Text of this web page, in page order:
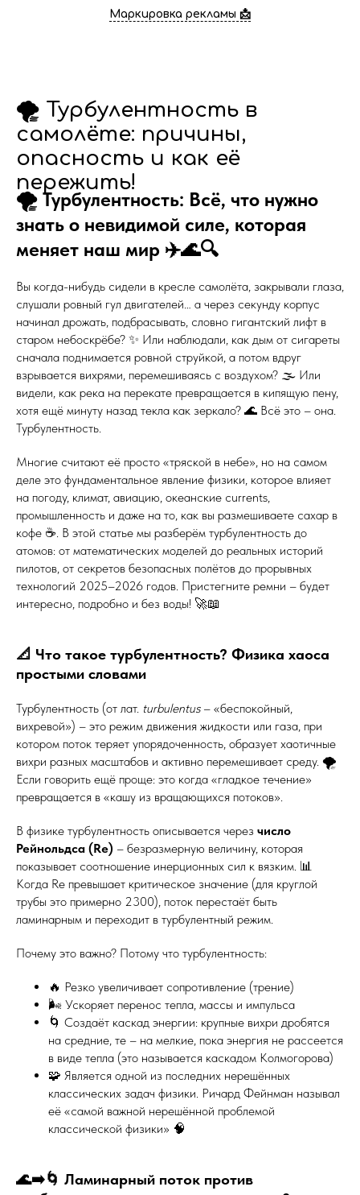
Маркировка рекламы 📩
🌪️ Турбулентность в
самолёте: причины,
опасность и как её
пережить!
🌪️ Турбулентность: Всё, что нужно
знать о невидимой силе, которая
меняет наш мир ✈️🌊🔍
Вы когда-нибудь сидели в кресле самолёта, закрывали глаза,
слушали ровный гул двигателей… а через секунду корпус
начинал дрожать, подбрасывать, словно гигантский лифт в
старом небоскрёбе? ✨ Или наблюдали, как дым от сигареты
сначала поднимается ровной струйкой, а потом вдруг
взрывается вихрями, перемешиваясь с воздухом? 🌫️ Или
видели, как река на перекате превращается в кипящую пену,
хотя ещё минуту назад текла как зеркало? 🌊 Всё это – она.
Турбулентность.
Многие считают её просто «тряской в небе», но на самом
деле это фундаментальное явление физики, которое влияет
на погоду, климат, авиацию, океанские currents,
промышленность и даже на то, как вы размешиваете сахар в
кофе ☕. В этой статье мы разберём турбулентность до
атомов: от математических моделей до реальных историй
пилотов, от секретов безопасных полётов до прорывных
технологий 2025–2026 годов. Пристегните ремни – будет
интересно, подробно и без воды! 🚀📖
📐 Что такое турбулентность? Физика хаоса
простыми словами
Турбулентность (от лат. turbulentus– «беспокойный,
вихревой») – это режим движения жидкости или газа, при
котором поток теряет упорядоченность, образует хаотичные
вихри разных масштабов и активно перемешивает среду. 🌪️
Если говорить ещё проще: это когда «гладкое течение»
превращается в «кашу из вращающихся потоков».
В физике турбулентность описывается через число
Рейнольдса (Re) – безразмерную величину, которая
показывает соотношение инерционных сил к вязким. 📊
Когда Re превышает критическое значение (для круглой
трубы это примерно 2300), поток перестаёт быть
ламинарным и переходит в турбулентный режим.
Почему это важно? Потому что турбулентность:
🔥 Резко увеличивает сопротивление (трение)
🌬️ Ускоряет перенос тепла, массы и импульса
🌀 Создаёт каскад энергии: крупные вихри дробятся
на средние, те – на мелкие, пока энергия не рассеется
в виде тепла (это называется каскадом Колмогорова)
🧩 Является одной из последних нерешённых
классических задач физики. Ричард Фейнман называл
её «самой важной нерешённой проблемой
классической физики» 🧠
🌊➡️🌀 Ламинарный поток против